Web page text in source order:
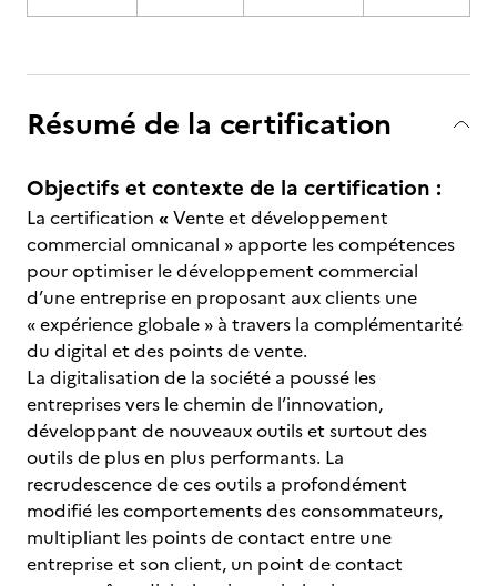
Résumé de la certification
Objectifs et contexte de la certification :
La certification «Vente et développement
commercial omnicanal » apporte les compétences
pour optimiser le développement commercial
d’une entreprise en proposant aux clients une
« expérience globale » à travers la complémentarité
du digital et des points de vente.
La digitalisation de la société a poussé les
entreprises vers le chemin de l’innovation,
développant de nouveaux outils et surtout des
outils de plus en plus performants. La
recrudescence de ces outils a profondément
modifié les comportements des consommateurs,
multipliant les points de contact entre une
entreprise et son client, un point de contact